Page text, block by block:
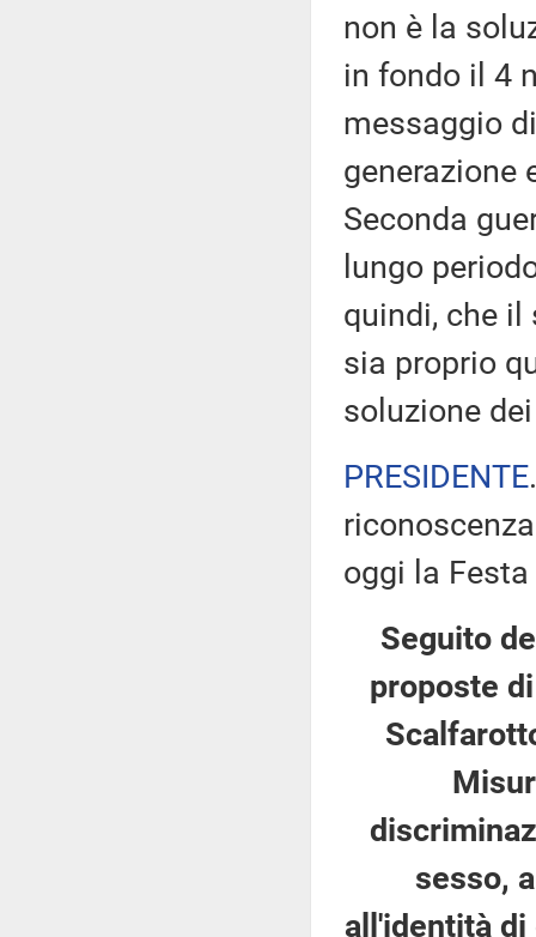
non è la
in fondo il 4
messaggio
generazione
Seconda
lungo
quindi, che il
sia proprio
soluzione
PRESIDENTE
oggi la
Seguito
proposte
sesso,
all'identità